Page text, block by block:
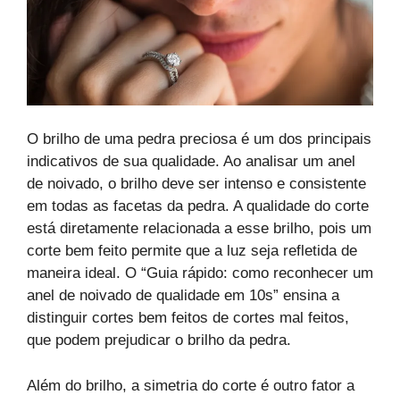
O brilho de uma pedra preciosa é um dos principais
indicativos de sua qualidade. Ao analisar um anel
de noivado, o brilho deve ser intenso e consistente
em todas as facetas da pedra. A qualidade do corte
está diretamente relacionada a esse brilho, pois um
corte bem feito permite que a luz seja refletida de
maneira ideal. O “Guia rápido: como reconhecer um
anel de noivado de qualidade em 10s” ensina a
distinguir cortes bem feitos de cortes mal feitos,
que podem prejudicar o brilho da pedra.
Além do brilho, a simetria do corte é outro fator a